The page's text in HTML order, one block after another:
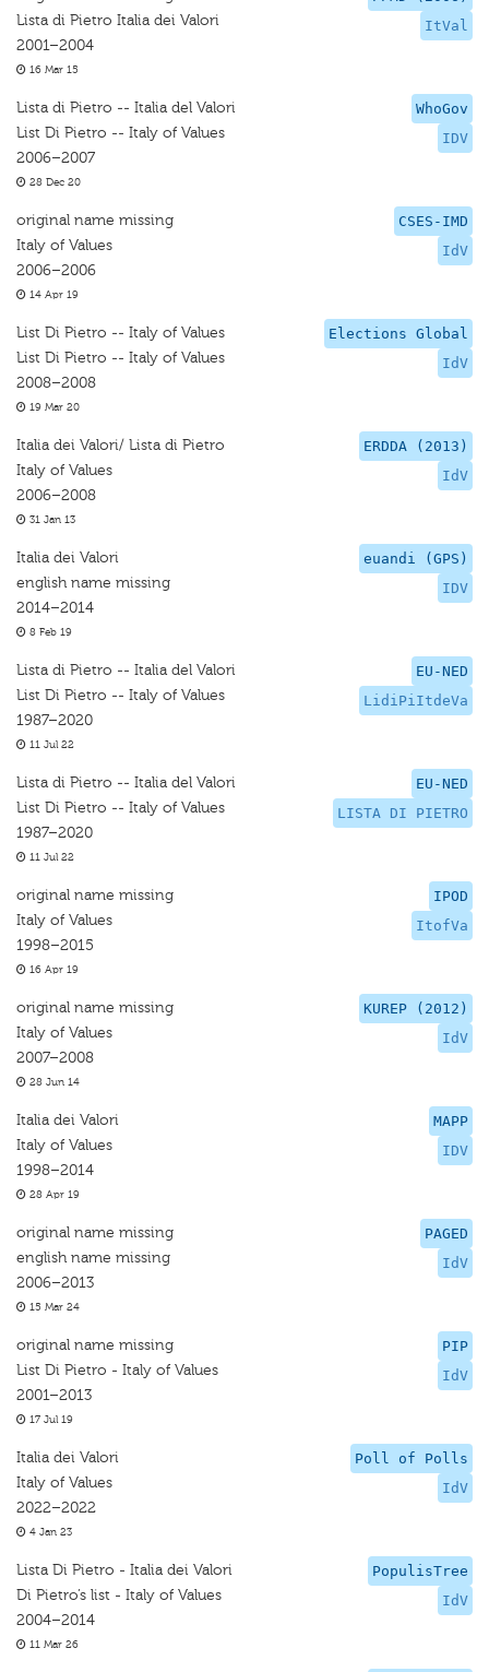
ItVal
Lista di Pietro Italia dei Valori
2001–2004
16 Mar 15
WhoGov
IDV
Lista di Pietro -- Italia del Valori
List Di Pietro -- Italy of Values
2006–2007
28 Dec 20
CSES-IMD
IdV
original name missing
Italy of Values
2006–2006
14 Apr 19
Elections Global
IdV
List Di Pietro -- Italy of Values
List Di Pietro -- Italy of Values
2008–2008
19 Mar 20
ERDDA (2013)
IdV
Italia dei Valori/ Lista di Pietro
Italy of Values
2006–2008
31 Jan 13
euandi (GPS)
IDV
Italia dei Valori
english name missing
2014–2014
8 Feb 19
EU-NED
LidiPiItdeVa
Lista di Pietro -- Italia del Valori
List Di Pietro -- Italy of Values
1987–2020
11 Jul 22
EU-NED
LISTA DI PIETRO
Lista di Pietro -- Italia del Valori
List Di Pietro -- Italy of Values
1987–2020
11 Jul 22
IPOD
ItofVa
original name missing
Italy of Values
1998–2015
16 Apr 19
KUREP (2012)
IdV
original name missing
Italy of Values
2007–2008
28 Jun 14
MAPP
IDV
Italia dei Valori
Italy of Values
1998–2014
28 Apr 19
PAGED
IdV
original name missing
english name missing
2006–2013
15 Mar 24
PIP
IdV
original name missing
List Di Pietro - Italy of Values
2001–2013
17 Jul 19
Poll of Polls
IdV
Italia dei Valori
Italy of Values
2022–2022
4 Jan 23
PopulisTree
IdV
Lista Di Pietro - Italia dei Valori
Di Pietro’s list - Italy of Values
2004–2014
11 Mar 26